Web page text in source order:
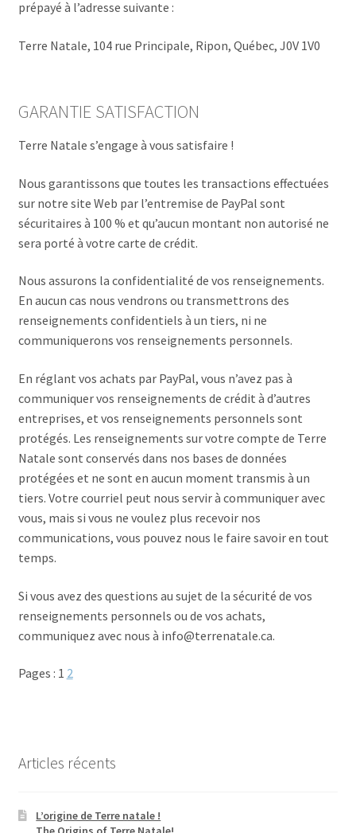
prépayé à l’adresse suivante :
Terre Natale, 104 rue Principale, Ripon, Québec, J0V 1V0
GARANTIE SATISFACTION
Terre Natale s’engage à vous satisfaire !
Nous garantissons que toutes les transactions effectuées
sur notre site Web par l’entremise de PayPal sont
sécuritaires à 100 % et qu’aucun montant non autorisé ne
sera porté à votre carte de crédit.
Nous assurons la confidentialité de vos renseignements.
En aucun cas nous vendrons ou transmettrons des
renseignements confidentiels à un tiers, ni ne
communiquerons vos renseignements personnels.
En réglant vos achats par PayPal, vous n’avez pas à
communiquer vos renseignements de crédit à d’autres
entreprises, et vos renseignements personnels sont
protégés. Les renseignements sur votre compte de Terre
Natale sont conservés dans nos bases de données
protégées et ne sont en aucun moment transmis à un
tiers. Votre courriel peut nous servir à communiquer avec
vous, mais si vous ne voulez plus recevoir nos
communications, vous pouvez nous le faire savoir en tout
temps.
Si vous avez des questions au sujet de la sécurité de vos
renseignements personnels ou de vos achats,
communiquez avec nous à info@terrenatale.ca.
Pages : 1 2
Articles récents
L’origine de Terre natale !